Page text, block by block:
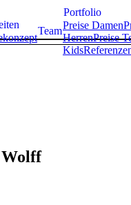
Team
Portfolio
Preise Damen
HerrenPreise
Kids